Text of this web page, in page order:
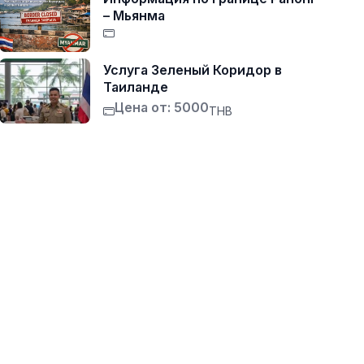
– Мьянма
Услуга Зеленый Коридор в
Таиланде
Цена от: 5000THB